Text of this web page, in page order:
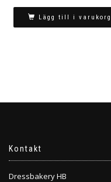
Lägg till i varukorg
Kontakt
Dressbakery HB